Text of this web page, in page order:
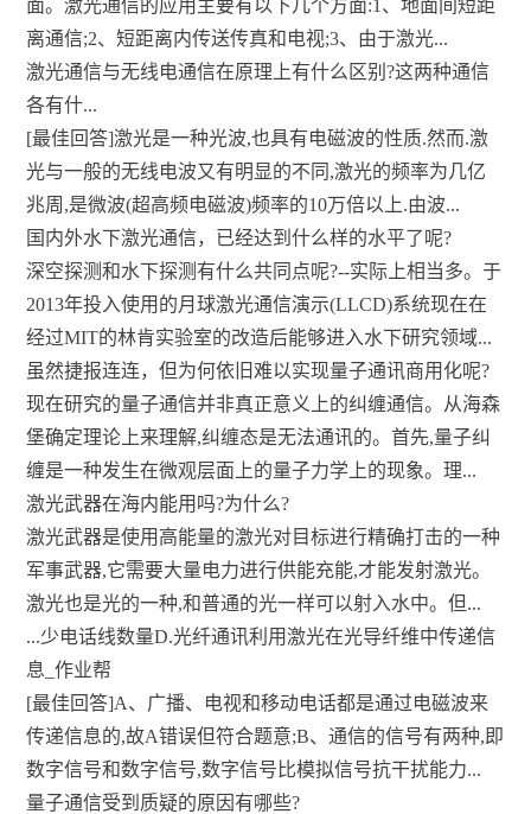
面。激光通信的应用主要有以下几个方面:1、地面间短距
离通信;2、短距离内传送传真和电视;3、由于激光...
激光通信与无线电通信在原理上有什么区别?这两种通信
各有什...
[最佳回答]激光是一种光波,也具有电磁波的性质.然而.激
光与一般的无线电波又有明显的不同,激光的频率为几亿
兆周,是微波(超高频电磁波)频率的10万倍以上.由波...
国内外水下激光通信，已经达到什么样的水平了呢?
深空探测和水下探测有什么共同点呢?--实际上相当多。于
2013年投入使用的月球激光通信演示(LLCD)系统现在在
经过MIT的林肯实验室的改造后能够进入水下研究领域...
虽然捷报连连，但为何依旧难以实现量子通讯商用化呢?
现在研究的量子通信并非真正意义上的纠缠通信。从海森
堡确定理论上来理解,纠缠态是无法通讯的。首先,量子纠
缠是一种发生在微观层面上的量子力学上的现象。理...
激光武器在海内能用吗?为什么?
激光武器是使用高能量的激光对目标进行精确打击的一种
军事武器,它需要大量电力进行供能充能,才能发射激光。
激光也是光的一种,和普通的光一样可以射入水中。但...
...少电话线数量D.光纤通讯利用激光在光导纤维中传递信
息_作业帮
[最佳回答]A、广播、电视和移动电话都是通过电磁波来
传递信息的,故A错误但符合题意;B、通信的信号有两种,即
数字信号和数字信号,数字信号比模拟信号抗干扰能力...
量子通信受到质疑的原因有哪些?